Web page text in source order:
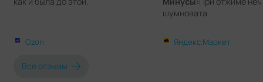
Ozon
шумновата
Яндекс.Маркет
Все отзывы